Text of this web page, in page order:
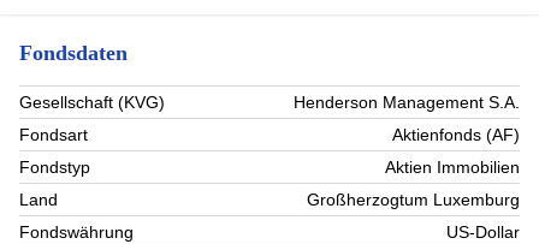
Fondsdaten
Gesellschaft (KVG)
Henderson Management S.A.
Fondsart
Aktienfonds (AF)
Fondstyp
Aktien Immobilien
Land
Großherzogtum Luxemburg
Fondswährung
US-Dollar